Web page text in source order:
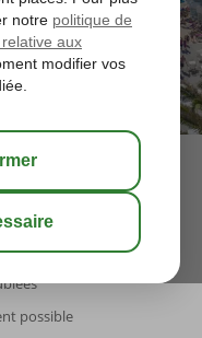
sauver
possible